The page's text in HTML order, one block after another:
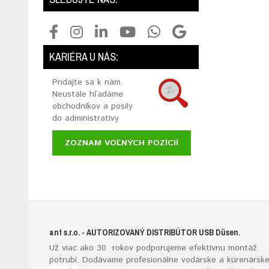
KARIÉRA U NÁS:
Pridajte sa k nám.
Neustále hľadáme
obchodníkov a posily
do administratívy
ZOZNAM VOĽNÝCH POZÍCIÍ
ant s.r.o. - AUTORIZOVANÝ DISTRIBÚTOR USB Düsen.
Už viac ako 30 rokov podporujeme efektívnu montáž
potrubí. Dodávame profesionálne vodárske a kúrenárske